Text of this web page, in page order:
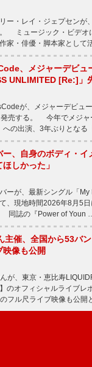
ー・レイ・ジェプセンが
ミュージック・ビデオ
家・俳優・脚本家として
、メジャーデビ
UNLIMITED [Re:]」
が、メジャーデビュ
売する。 今年でメジャ
への出演、3年ぶりとなる
ー、自身のボディ・
しかった」
ーが、最新シングル「My
、現地時間2026年8月5
同誌の『Power of Youn
主催、全国から53バ
映像も公開
が、東京・恵比寿
のオフィシャルライブレ
フル尺ライブ映像も公